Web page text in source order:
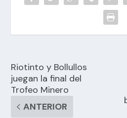
Riotinto y Bollullos
juegan la final del
Trofeo Minero
ANTERIOR